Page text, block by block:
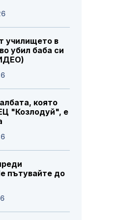
училището в
убил баба си
която
"Козлодуй", е
пътувайте до